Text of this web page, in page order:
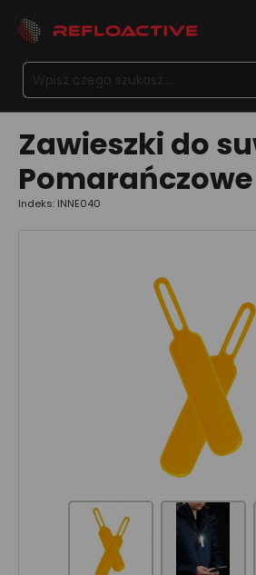
Zawieszki do
Pomarańczowe
Indeks: INNE040